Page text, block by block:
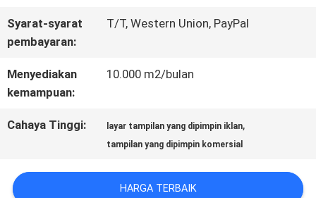
BERITA
PETA
SITUS
KEBIJAKAN
Syarat-syarat
pembayaran:
T/T, Western Union, PayPal
Menyediakan
kemampuan:
10.000 m2/bulan
Cahaya Tinggi: layar tampilan yang dipimpin iklan,
tampilan yang dipimpin komersial
HARGA TERBAIK